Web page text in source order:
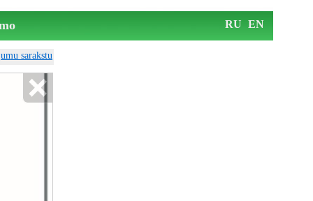
RU EN
sarakstu